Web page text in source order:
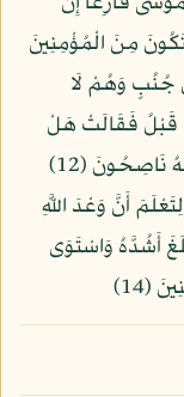
مِنَ الْمُؤْمِنِينَ
جُنُبٍ وَهُمْ لَا
مِن قَبْلُ فَقَالَتْ هَلْ
أَدُلُّكُمْ عَلَى أَهْلِ بَيْتٍ يَكْفُلُونَهُ لَكُمْ وَهُمْ لَهُ نَاصِحُونَ (12)
أَنَّ وَعْدَ اللَّهِ
يَعْلَمُونَ (13) وَلَمَّا بَلَغَ أَشُدَّهُ وَاسْتَوَى
(14)